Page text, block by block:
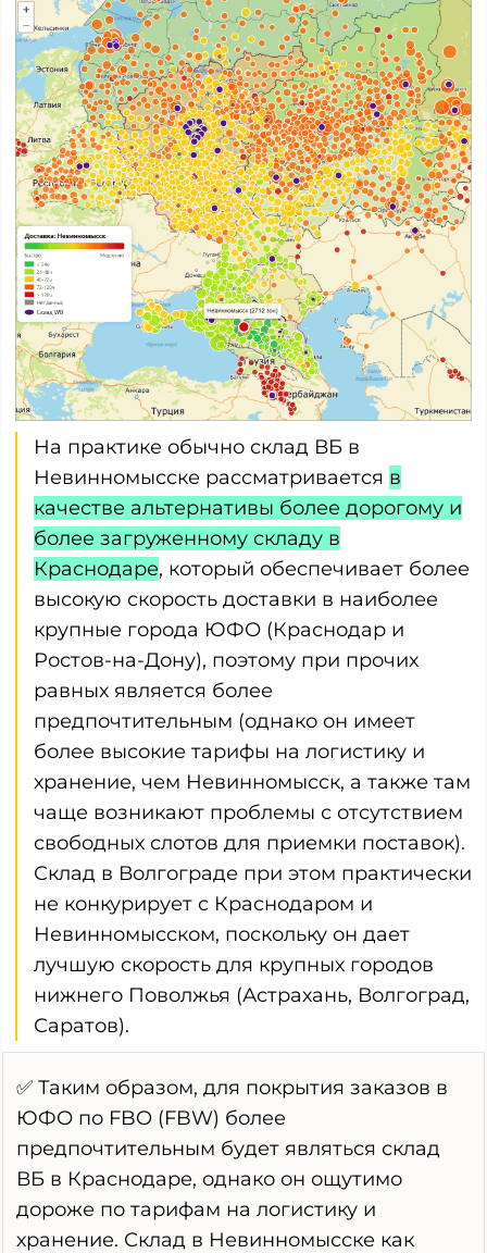
На практике обычно склад ВБ в
Невинномысске рассматривается в
качестве альтернативы более дорогому и
более загруженному складу в
Краснодаре, который обеспечивает более
высокую скорость доставки в наиболее
крупные города ЮФО (Краснодар и
Ростов-на-Дону), поэтому при прочих
равных является более
предпочтительным (однако он имеет
более высокие тарифы на логистику и
хранение, чем Невинномысск, а также там
чаще возникают проблемы с отсутствием
свободных слотов для приемки поставок).
Склад в Волгограде при этом практически
не конкурирует с Краснодаром и
Невинномысском, поскольку он дает
лучшую скорость для крупных городов
нижнего Поволжья (Астрахань, Волгоград,
Саратов).
✅ Таким образом, для покрытия заказов в
ЮФО по FBO (FBW) более
предпочтительным будет являться склад
ВБ в Краснодаре, однако он ощутимо
дороже по тарифам на логистику и
хранение. Склад в Невинномысске как